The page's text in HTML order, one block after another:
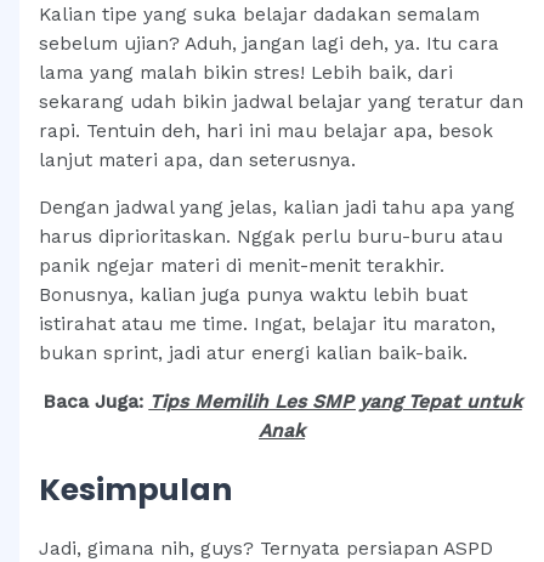
Kalian tipe yang suka belajar dadakan semalam
sebelum ujian? Aduh, jangan lagi deh, ya. Itu cara
lama yang malah bikin stres! Lebih baik, dari
sekarang udah bikin jadwal belajar yang teratur dan
rapi. Tentuin deh, hari ini mau belajar apa, besok
lanjut materi apa, dan seterusnya.
Dengan jadwal yang jelas, kalian jadi tahu apa yang
harus diprioritaskan. Nggak perlu buru-buru atau
panik ngejar materi di menit-menit terakhir.
Bonusnya, kalian juga punya waktu lebih buat
istirahat atau me time. Ingat, belajar itu maraton,
bukan sprint, jadi atur energi kalian baik-baik.
Baca Juga: Tips Memilih Les SMP yang Tepat untuk
Anak
Kesimpulan
Jadi, gimana nih, guys? Ternyata persiapan ASPD